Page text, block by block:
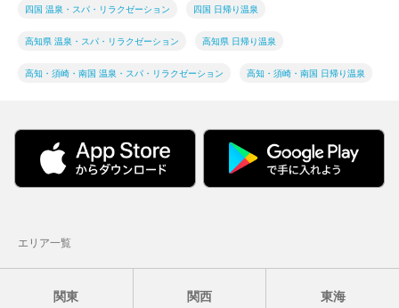
四国 温泉・スパ・リラクゼーション 四国 日帰り温泉
高知県 温泉・スパ・リラクゼーション 高知県 日帰り温泉
高知・須崎・南国 温泉・スパ・リラクゼーション 高知・須崎・南国 日帰り温泉
エリア一覧
関東 関西 東海